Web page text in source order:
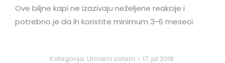
Ove biljne kapi ne izazivaju neželjene reakcije i
potrebno je da ih koristite minimum 3-6 meseci.
Kategorija: Urinarni sistem 17. jul 2018.